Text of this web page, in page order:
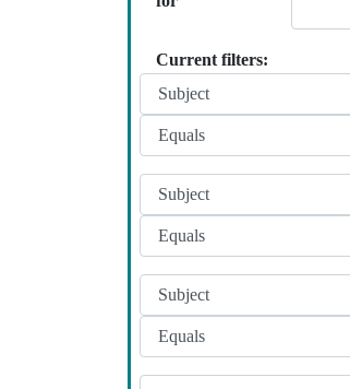
Current filters: